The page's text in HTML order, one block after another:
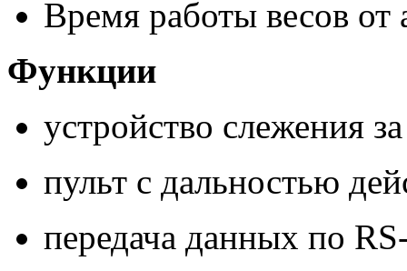
Время работы весов от
Функции
устройство слежения
пульт с дальностью
передача данных по